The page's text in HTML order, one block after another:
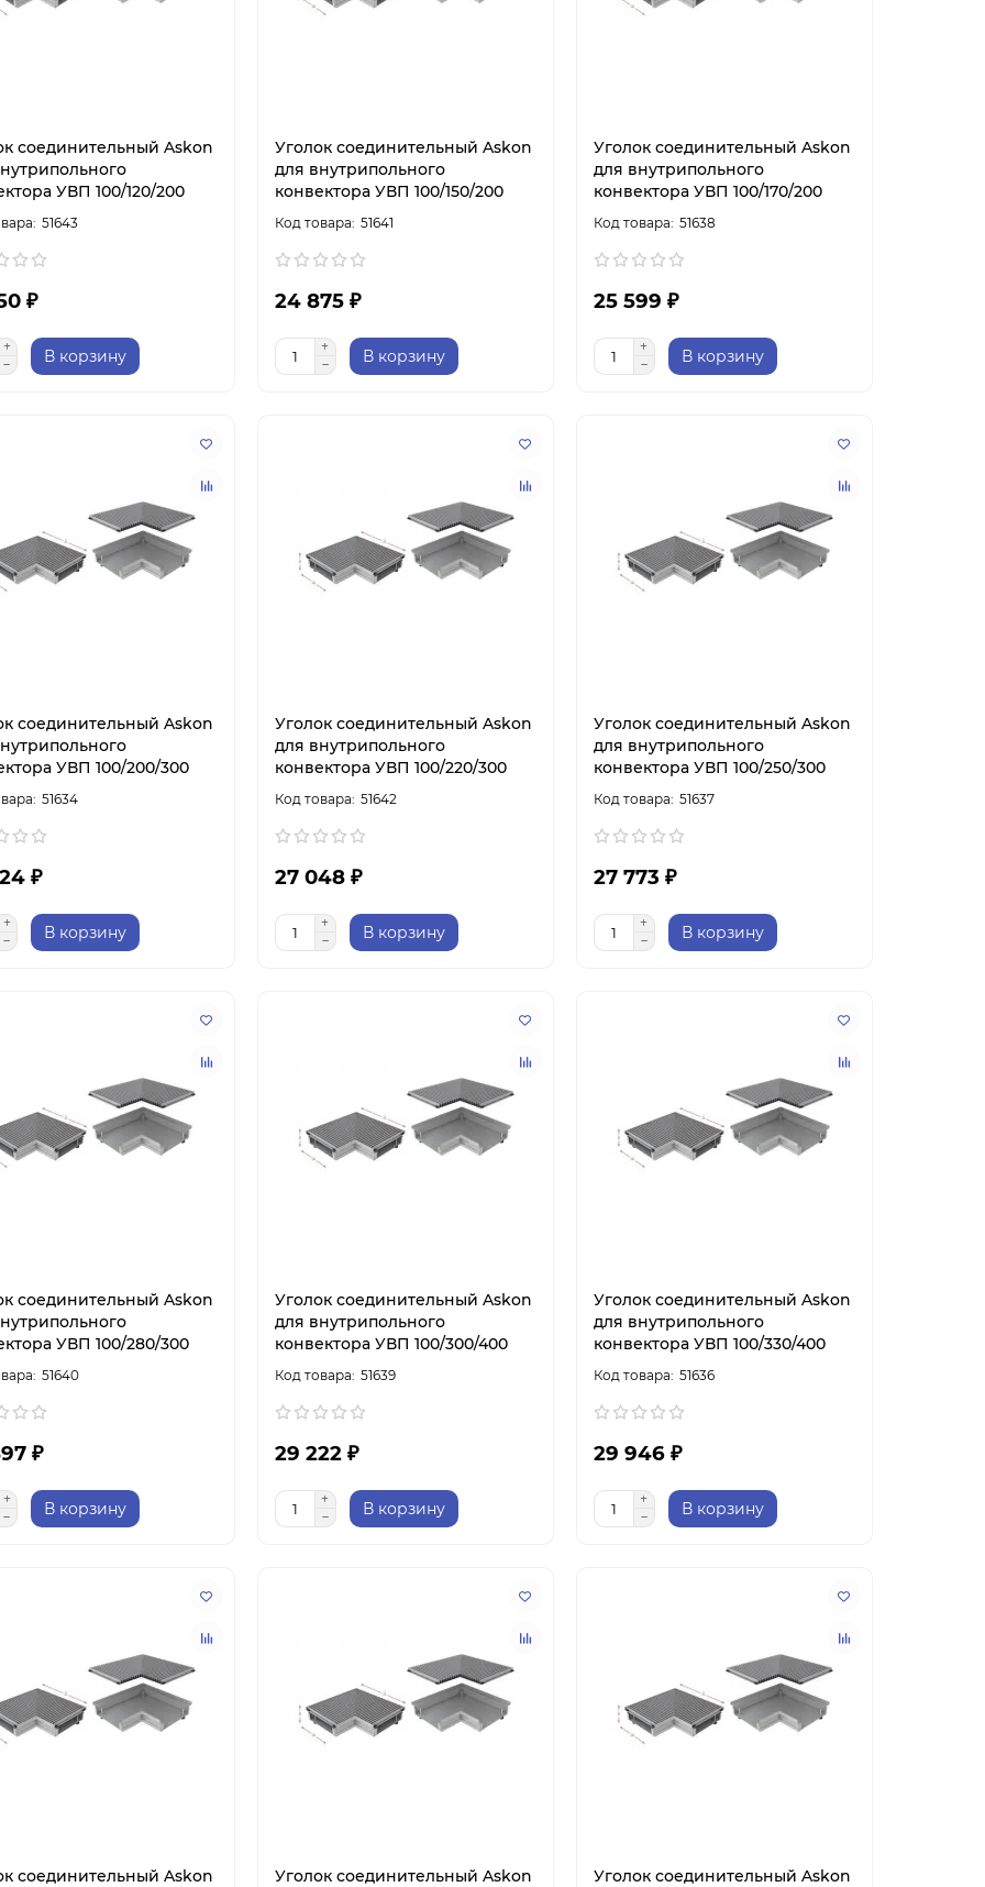
соединительный Askon
УВП 100/120/200
51643
₽
В корзину
Уголок соединительный Askon
для внутрипольного
конвектора УВП 100/150/200
51641
24 875 ₽
В корзину
Уголок соединительный Askon
для внутрипольного
конвектора УВП 100/170/200
51638
25 599 ₽
В корзину
соединительный Askon
УВП 100/200/300
51634
₽
В корзину
Уголок соединительный Askon
для внутрипольного
конвектора УВП 100/220/300
51642
27 048 ₽
В корзину
Уголок соединительный Askon
для внутрипольного
конвектора УВП 100/250/300
51637
27 773 ₽
В корзину
соединительный Askon
УВП 100/280/300
51640
₽
В корзину
Уголок соединительный Askon
для внутрипольного
конвектора УВП 100/300/400
51639
29 222 ₽
В корзину
Уголок соединительный Askon
для внутрипольного
конвектора УВП 100/330/400
51636
29 946 ₽
В корзину
соединительный Askon
Уголок соединительный Askon
Уголок соединительный Askon